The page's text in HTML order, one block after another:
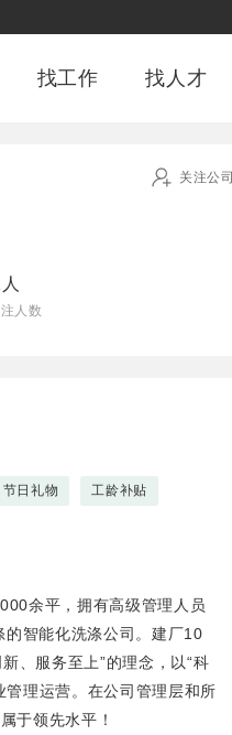
找工作 找人才
人数
关注公司
节日礼物 工龄补贴
余平，拥有高级管理人员
智能化洗涤公司。建厂10
、服务至上”的理念，以“科
理运营。在公司管理层和所
于领先水平！